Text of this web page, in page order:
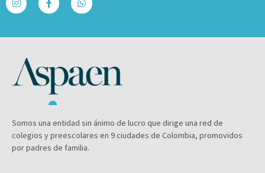
Somos una entidad sin ánimo de lucro que dirige una red de
colegios y preescolares en 9 ciudades de Colombia, promovidos
por padres de familia.